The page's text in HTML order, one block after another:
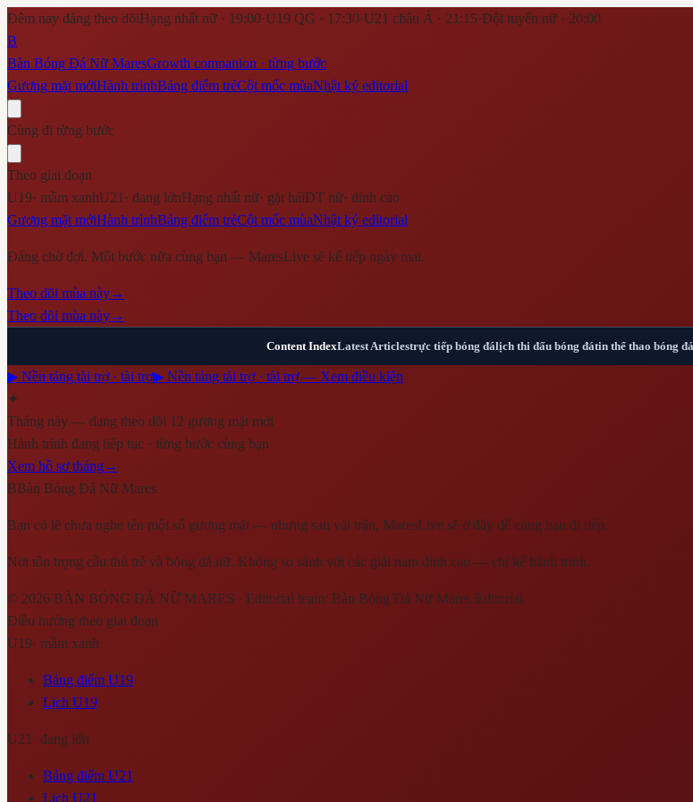
Đêm nay đáng theo dõiHạng nhất nữ · 19:00·U19 QG · 17:30·U21 châu Á · 21:15·Đội tuyển nữ · 20:00
B
Bàn Bóng Đá Nữ MaresGrowth companion · từng bước
Gương mặt mớiHành trìnhBảng điểm trẻCột mốc mùaNhật ký editorial
Cùng đi từng bước
Theo giai đoạn
U19· mầm xanhU21 · đang lớnHạng nhất nữ· gặt háiĐT nữ· đỉnh cao
Gương mặt mớiHành trìnhBảng điểm trẻCột mốc mùaNhật ký editorial
Đáng chờ đợi. Một bước nữa cùng bạn — MaresLive sẽ kể tiếp ngày mai.
Theo dõi mùa này→
Theo dõi mùa này→
Content IndexLatest Articlestrực tiếp bóng đálịch thi đấu bóng đátin thể thao bóng đá
▶ Nền tảng tài trợ · tài trợ▶ Nền tảng tài trợ · tài trợ — Xem điều kiện
✦
Tháng này — đang theo dõi 12 gương mặt mới
Hành trình đang tiếp tục · từng bước cùng bạn
Xem hồ sơ tháng→
BBàn Bóng Đá Nữ Mares
Bạn có lẽ chưa nghe tên một số gương mặt — nhưng sau vài trận, MaresLive sẽ ở đây để cùng bạn đi tiếp.
Nơi tôn trọng cầu thủ trẻ và bóng đá nữ. Không so sánh với các giải nam đỉnh cao — chỉ kể hành trình.
© 2026 BÀN BÓNG ĐÁ NỮ MARES · Editorial team: Bàn Bóng Đá Nữ Mares Editorial
Điều hướng theo giai đoạn
U19· mầm xanh
Bảng điểm U19
Lịch U19
U21 · đang lớn
Bảng điểm U21
Lịch U21